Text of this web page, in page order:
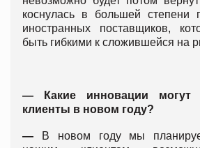
коснулась в большей степени
иностранных поставщиков,
быть гибкими к сложившейся на
—
Какие инновации
клиенты в новом году?
—
В новом году мы